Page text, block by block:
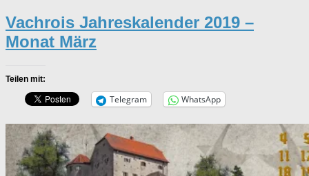
Vachrois Jahreskalender 2019 –
Monat März
Teilen mit:
Telegram WhatsApp